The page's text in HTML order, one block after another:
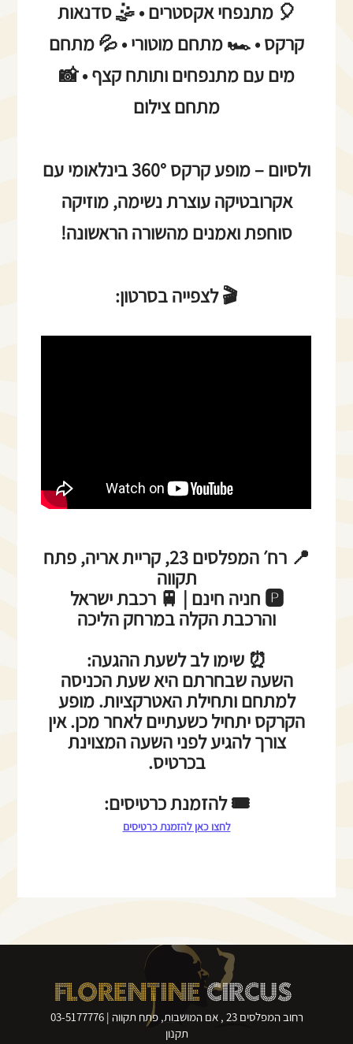
🎈 מתנפחי אקסטרים • 🤹 סדנאות
קרקס • 🏎️ מתחם מוטורי • 💦 מתחם
מים עם מתנפחים ותותח קצף • 📸
מתחם צילום
ולסיום – מופע קרקס 360° בינלאומי עם
אקרובטיקה עוצרת נשימה, מוזיקה
סוחפת ואמנים מהשורה הראשונה!
🎬 לצפייה בסרטון:
📍 רח׳ המפלסים 23, קריית אריה, פתח
תקווה
🅿️ חניה חינם | 🚆 רכבת ישראל
והרכבת הקלה במרחק הליכה
⏰ שימו לב לשעת ההגעה:
השעה שבחרתם היא שעת הכניסה
למתחם ותחילת האטרקציות. מופע
הקרקס יתחיל כשעתיים לאחר מכן. אין
צורך להגיע לפני השעה המצוינת
בכרטיס.
🎟️ להזמנת כרטיסים:
לחצו כאן להזמנת כרטיסים
FLORENTINECIRCUS
רחוב המפלסים 23 , אם המושבות, פתח תקווה |
03-5177776
תקנון